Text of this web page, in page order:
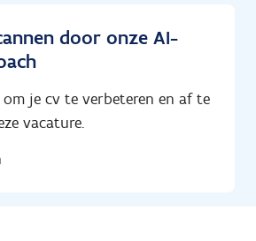
door onze AI-
je cv te verbeteren en af te
vacature.